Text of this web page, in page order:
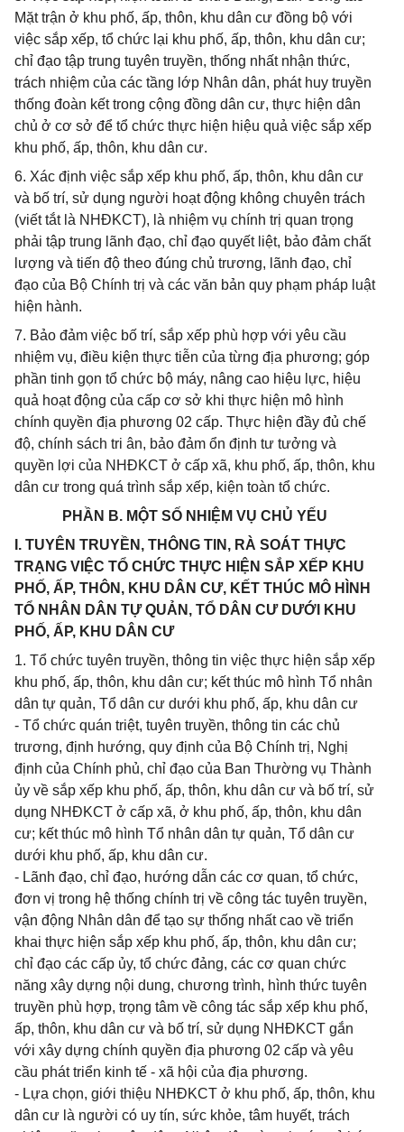
Mặt trận ở khu phố, ấp, thôn, khu dân cư đồng bộ với
việc sắp xếp, tổ chức lại khu phố, ấp, thôn, khu dân cư;
chỉ đạo tập trung tuyên truyền, thống nhất nhận thức,
trách nhiệm của các tầng lớp Nhân dân, phát huy truyền
thống đoàn kết trong cộng đồng dân cư, thực hiện dân
chủ ở cơ sở để tổ chức thực hiện hiệu quả việc sắp xếp
khu phố, ấp, thôn, khu dân cư.
6. Xác định việc sắp xếp khu phố, ấp, thôn, khu dân cư
và bố trí, sử dụng người hoạt động không chuyên trách
(viết tắt là NHĐKCT), là nhiệm vụ chính trị quan trọng
phải tập trung lãnh đạo, chỉ đạo quyết liệt, bảo đảm chất
lượng và tiến độ theo đúng chủ trương, lãnh đạo, chỉ
đạo của Bộ Chính trị và các văn bản quy phạm pháp luật
hiện hành.
7. Bảo đảm việc bố trí, sắp xếp phù hợp với yêu cầu
nhiệm vụ, điều kiện thực tiễn của từng địa phương; góp
phần tinh gọn tổ chức bộ máy, nâng cao hiệu lực, hiệu
quả hoạt động của cấp cơ sở khi thực hiện mô hình
chính quyền địa phương 02 cấp. Thực hiện đầy đủ chế
độ, chính sách tri ân, bảo đảm ổn định tư tưởng và
quyền lợi của NHĐKCT ở cấp xã, khu phố, ấp, thôn, khu
dân cư trong quá trình sắp xếp, kiện toàn tổ chức.
PHẦN B. MỘT SỐ NHIỆM VỤ CHỦ YẾU
I. TUYÊN TRUYỀN, THÔNG TIN, RÀ SOÁT THỰC
TRẠNG VIỆC TỔ CHỨC THỰC HIỆN SẮP XẾP KHU
PHỐ, ẤP, THÔN, KHU DÂN CƯ, KẾT THÚC MÔ HÌNH
TỔ NHÂN DÂN TỰ QUẢN, TỔ DÂN CƯ DƯỚI KHU
PHỐ, ẤP, KHU DÂN CƯ
1. Tổ chức tuyên truyền, thông tin việc thực hiện sắp xếp
khu phố, ấp, thôn, khu dân cư; kết thúc mô hình Tổ nhân
dân tự quản, Tổ dân cư dưới khu phố, ấp, khu dân cư
- Tổ chức quán triệt, tuyên truyền, thông tin các chủ
trương, định hướng, quy định của Bộ Chính trị, Nghị
định của Chính phủ, chỉ đạo của Ban Thường vụ Thành
ủy về sắp xếp khu phố, ấp, thôn, khu dân cư và bố trí, sử
dụng NHĐKCT ở cấp xã, ở khu phố, ấp, thôn, khu dân
cư; kết thúc mô hình Tổ nhân dân tự quản, Tổ dân cư
dưới khu phố, ấp, khu dân cư.
- Lãnh đạo, chỉ đạo, hướng dẫn các cơ quan, tổ chức,
đơn vị trong hệ thống chính trị về công tác tuyên truyền,
vận động Nhân dân để tạo sự thống nhất cao về triển
khai thực hiện sắp xếp khu phố, ấp, thôn, khu dân cư;
chỉ đạo các cấp ủy, tổ chức đảng, các cơ quan chức
năng xây dựng nội dung, chương trình, hình thức tuyên
truyền phù hợp, trọng tâm về công tác sắp xếp khu phố,
ấp, thôn, khu dân cư và bố trí, sử dụng NHĐKCT gắn
với xây dựng chính quyền địa phương 02 cấp và yêu
cầu phát triển kinh tế - xã hội của địa phương.
- Lựa chọn, giới thiệu NHĐKCT ở khu phố, ấp, thôn, khu
dân cư là người có uy tín, sức khỏe, tâm huyết, trách